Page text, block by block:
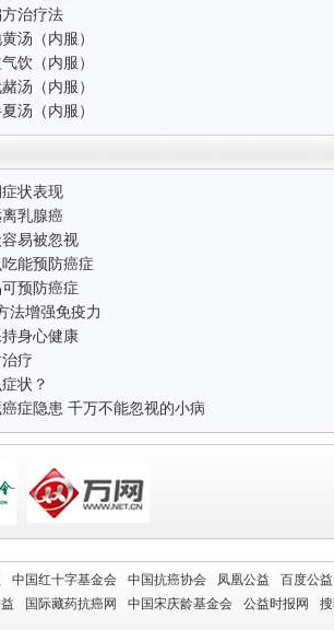
治疗法
汤（内服）
饮（内服）
汤（内服）
汤（内服）
状表现
乳腺癌
易被忽视
能预防癌症
预防癌症
法增强免疫力
身心健康
疗
状？
症隐患 千万不能忽视的小病
中国红十字基金会 中国抗癌协会 凤凰公益
百度公益
国际藏药抗癌网 中国宋庆龄基金会 公益时报网